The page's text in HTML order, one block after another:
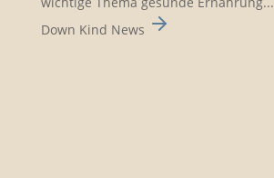
Down Kind News